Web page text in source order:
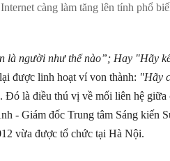
càng làm tăng lên tính phổ
là người như thế nào”; Hay "Hãy
được linh hoạt ví von thành: "Hãy
. Đó là điều thú vị về mối liên hệ giữa
- Giám đốc Trung tâm Sáng kiến
vừa được tổ chức tại Hà Nội.